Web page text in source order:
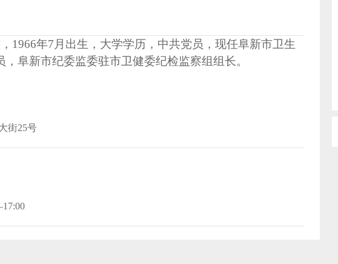
1966年7月出生，大学学历，中共党员，现任阜新市卫生
阜新市纪委监委驻市卫健委纪检监察组组长。
街25号